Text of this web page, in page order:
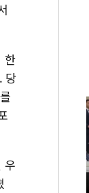
한
당
우